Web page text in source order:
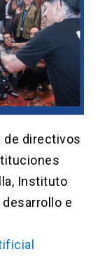
de directivos
Instituto
e